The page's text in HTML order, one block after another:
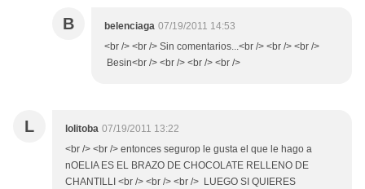
B belenciaga 07/19/2011 14:53
<br /> <br /> Sin comentarios...<br /> <br /> <br />
Besin<br /> <br /> <br /> <br />
L lolitoba 07/19/2011 13:22
<br /> <br /> entonces segurop le gusta el que le hago a
nOELIA ES EL BRAZO DE CHOCOLATE RELLENO DE
CHANTILLI <br /> <br /> <br /> LUEGO SI QUIERES